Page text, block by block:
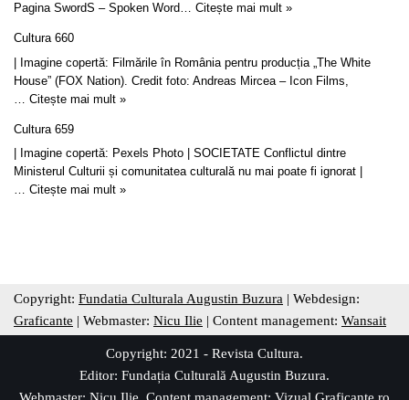
Pagina SwordS – Spoken Word… Citește mai mult »
Cultura 660
| Imagine copertă: Filmările în România pentru producția „The White
House” (FOX Nation). Credit foto: Andreas Mircea – Icon Films,
Citește mai mult »
Cultura 659
| Imagine copertă: Pexels Photo | SOCIETATE Conflictul dintre
Ministerul Culturii și comunitatea culturală nu mai poate fi ignorat |
… Citește mai mult »
Copyright: Fundatia Culturala Augustin Buzura | Webdesign:
Graficante | Webmaster: Nicu Ilie | Content management: Wansait
Copyright: 2021 - Revista Cultura.
Editor: Fundația Culturală Augustin Buzura.